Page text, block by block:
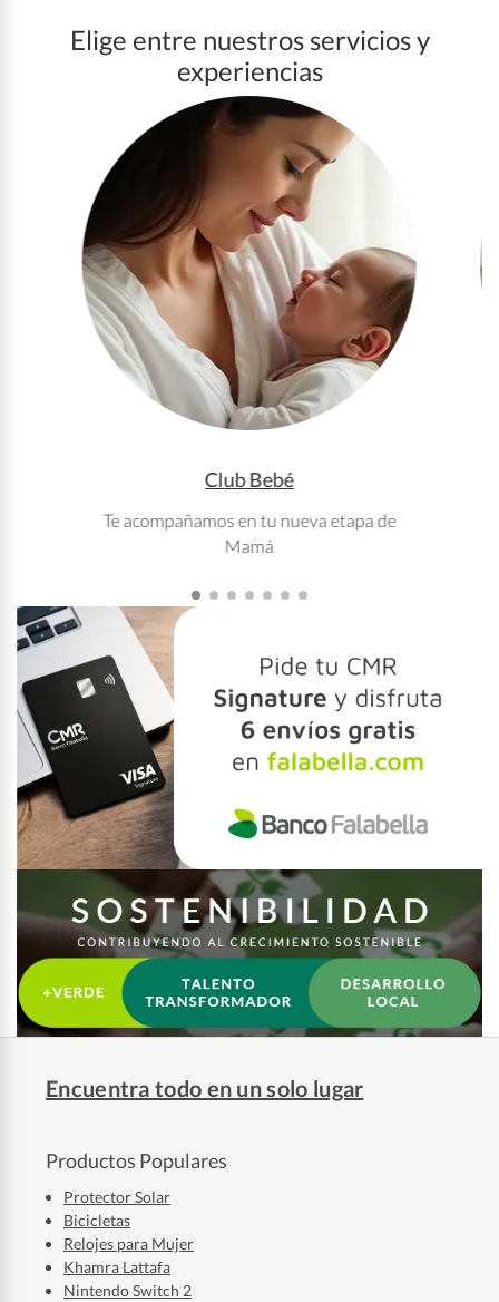
Elige entre nuestros servicios y
experiencias
Club Bebé
Te acompañamos en tu nueva etapa de
Mamá
Encuentra todo en un solo lugar
Productos Populares
Protector Solar
Bicicletas
Relojes para Mujer
Khamra Lattafa
Nintendo Switch 2